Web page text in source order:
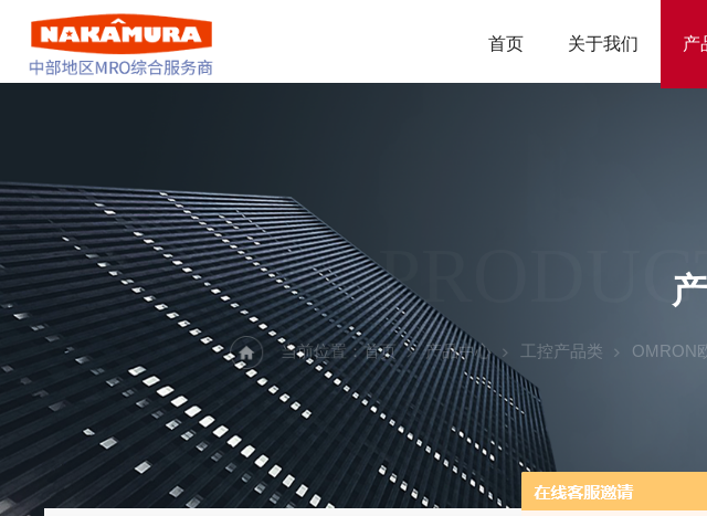
首页 关于我们 产
当前位置：首页 产品中心 工控产品类 OMRON